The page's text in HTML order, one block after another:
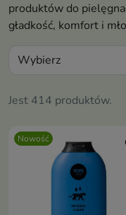
produktów do
gładkość, komfort i
Jest 414 produktów.
Wybierz
Nowość